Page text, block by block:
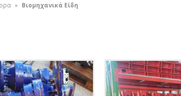
» Βιομηχανικά Είδη